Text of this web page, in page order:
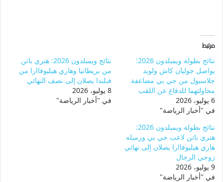
مرتبط
نتائج بطولة ويمبلدون 2026:
يواصل جوليان كاش ولويد
جلاسبول من جي بي مضاعفة
محاولتهما للدفاع عن اللقب
6 يوليو، 2026
في "أخبار الرياضة"
نتائج ويمبلدون 2026: هنري باتن
من بريطانيا وهاري هيليوفاارا من
فنلندا يصلان إلى نصف النهائي
8 يوليو، 2026
في "أخبار الرياضة"
نتائج بطولة ويمبلدون 2026:
هنري باتن لاعب جي بي وزميله
هاري هيليوفاارا يصلان إلى نهائي
زوجي الرجال
9 يوليو، 2026
في "أخبار الرياضة"